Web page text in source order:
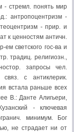
- стремл. понять мир
антропоцентризм -
- прир. и
к ценностям античн.
светского гос-ва и
традиц. религиозн.,
запросы чел.
с антиклерик.
встала раньше всех
В.: Данте Алигьери,
- ключевая
минимум. Бог
не страдает ни от